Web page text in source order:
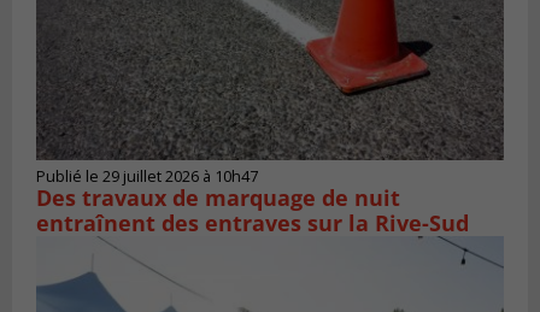
Publié le 29 juillet 2026 à 10h47
Des travaux de marquage de nuit
entraînent des entraves sur la Rive-Sud